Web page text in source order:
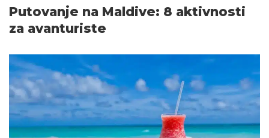
Putovanje na Maldive: 8 aktivnosti
za avanturiste